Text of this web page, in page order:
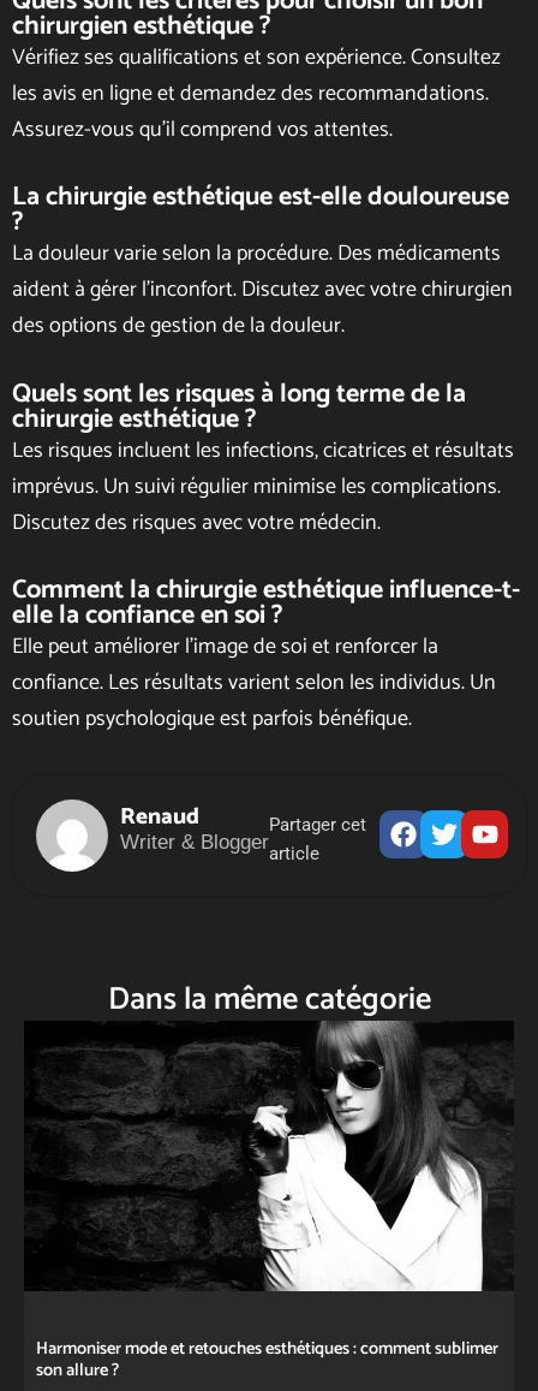
chirurgien esthétique ?
Vérifiez ses qualifications et son expérience. Consultez
les avis en ligne et demandez des recommandations.
Assurez-vous qu’il comprend vos attentes.
La chirurgie esthétique est-elle douloureuse
?
La douleur varie selon la procédure. Des médicaments
aident à gérer l’inconfort. Discutez avec votre chirurgien
des options de gestion de la douleur.
Quels sont les risques à long terme de la
chirurgie esthétique ?
Les risques incluent les infections, cicatrices et résultats
imprévus. Un suivi régulier minimise les complications.
Discutez des risques avec votre médecin.
Comment la chirurgie esthétique influence-t-
elle la confiance en soi ?
Elle peut améliorer l’image de soi et renforcer la
confiance. Les résultats varient selon les individus. Un
soutien psychologique est parfois bénéfique.
Renaud
Writer & Blogger
Partager cet
article
Facebook
Twitter
Dans la même catégorie
Harmoniser mode et retouches esthétiques : comment sublimer
son allure ?